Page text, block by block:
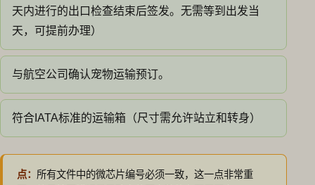
天内进行的出口检查结束后签发。无需等到出发当
天，可提前办理）
与航空公司确认宠物运输预订。
符合IATA标准的运输箱（尺寸需允许站立和转身）
点： 所有文件中的微芯片编号必须一致，这一点非常重